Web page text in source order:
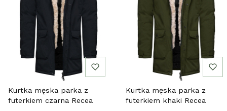
Kurtka męska parka z
futerkiem czarna Recea
Kurtka męska parka z
futerkiem khaki Recea